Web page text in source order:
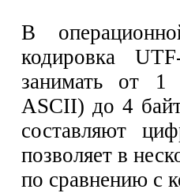
В
кодировка
занимать от 1
ASCII) до 4
составляют
позволяет в
по сравнению с